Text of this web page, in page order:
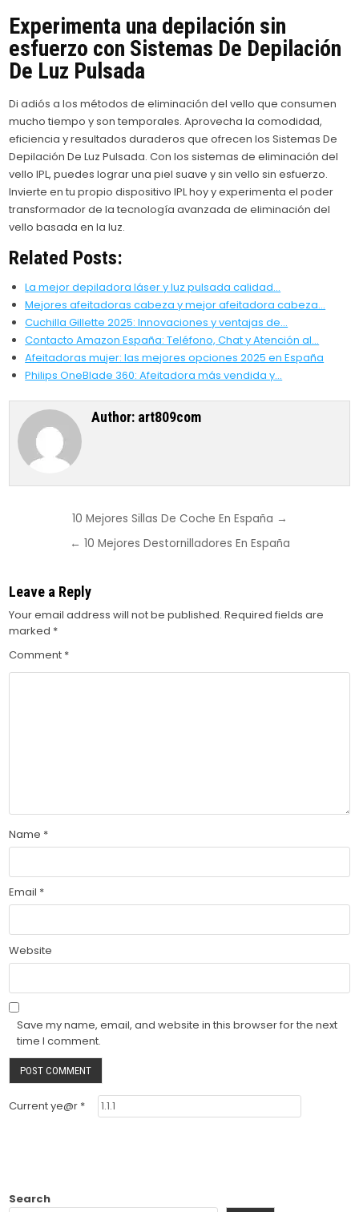
Experimenta una depilación sin
esfuerzo con Sistemas De Depilación
De Luz Pulsada
Di adiós a los métodos de eliminación del vello que consumen
mucho tiempo y son temporales. Aprovecha la comodidad,
eficiencia y resultados duraderos que ofrecen los Sistemas De
Depilación De Luz Pulsada. Con los sistemas de eliminación del
vello IPL, puedes lograr una piel suave y sin vello sin esfuerzo.
Invierte en tu propio dispositivo IPL hoy y experimenta el poder
transformador de la tecnología avanzada de eliminación del
vello basada en la luz.
Related Posts:
La mejor depiladora láser y luz pulsada calidad…
Mejores afeitadoras cabeza y mejor afeitadora cabeza…
Cuchilla Gillette 2025: Innovaciones y ventajas de…
Contacto Amazon España: Teléfono, Chat y Atención al…
Afeitadoras mujer: las mejores opciones 2025 en España
Philips OneBlade 360: Afeitadora más vendida y…
Author: art809com
navigation
10 Mejores Sillas De Coche En España →
← 10 Mejores Destornilladores En España
Leave a Reply
Your email address will not be published. Required fields are
marked *
Comment *
Name *
Email *
Website
Save my name, email, and website in this browser for the next
time I comment.
Current ye@r *
Search